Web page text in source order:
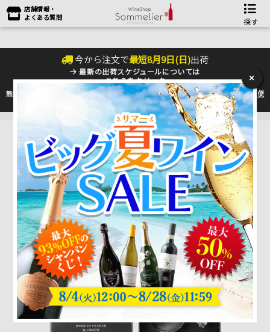
店舗情報・
よくある質問
探す
今から注文で最短8月9日(日)出荷
最新の出荷スケジュールについては
こちらをクリック
熊本地震の影響により九州への配送に遅れが生じております。最新情報は佐川急便
のHP
をご確認下さい。
×